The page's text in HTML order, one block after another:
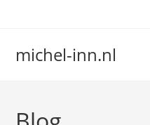
michel-inn.nl